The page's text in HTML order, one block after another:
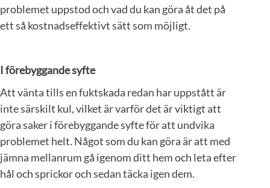
problemet uppstod och vad du kan göra åt det på
ett så kostnadseffektivt sätt som möjligt.
I förebyggande syfte
Att vänta tills en fuktskada redan har uppstått är
inte särskilt kul, vilket är varför det är viktigt att
göra saker i förebyggande syfte för att undvika
problemet helt. Något som du kan göra är att med
jämna mellanrum gå igenom ditt hem och leta efter
hål och sprickor och sedan täcka igen dem.